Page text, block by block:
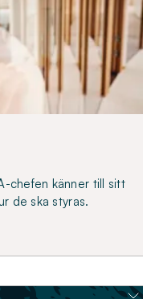
chefen känner till sitt
de ska styras.